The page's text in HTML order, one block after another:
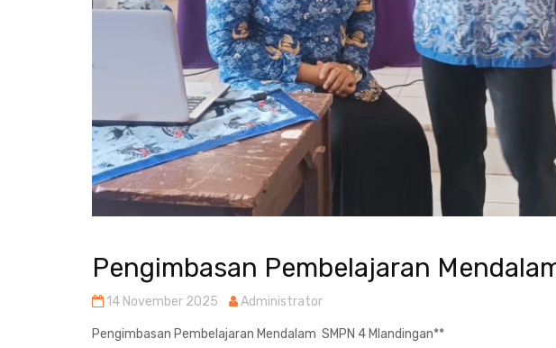
Pengimbasan Pembelajaran
14 November 2025 Administrator
Pengimbasan Pembelajaran Mendalam SMPN 4 Mlandingan**